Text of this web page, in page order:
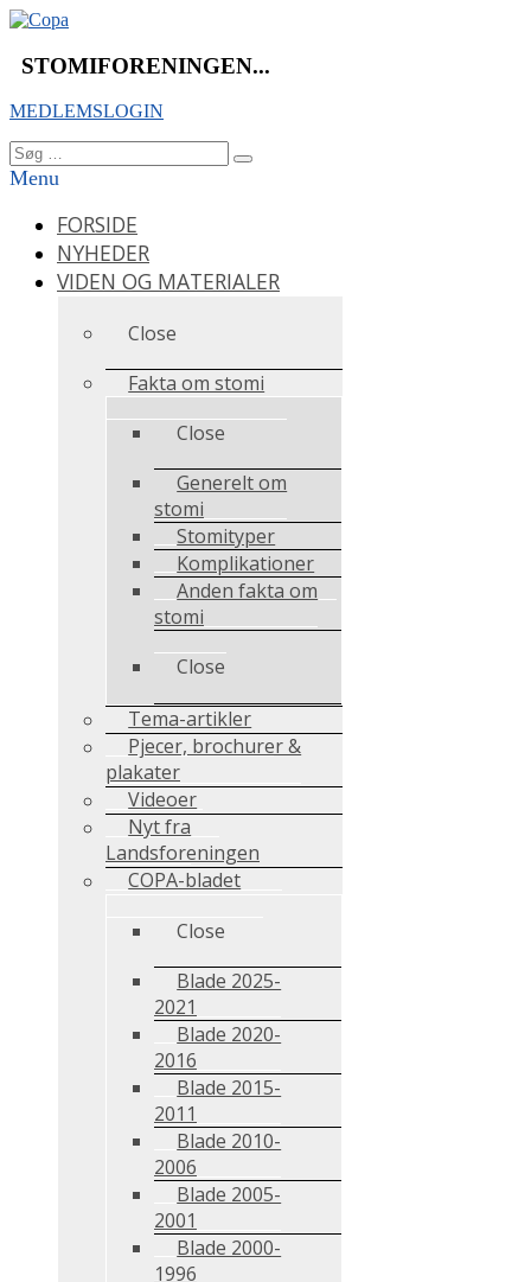
Videre
indhold
STOMIFORENINGEN...
MEDLEMSLOGIN
Søg
efter:
Søg
Menu
FORSIDE
NYHEDER
VIDEN OG MATERIALER
Close
Fakta om stomi
Close
Generelt om
stomi
Stomityper
Komplikationer
Anden fakta om
stomi
Close
Tema-artikler
Pjecer, brochurer &
plakater
Videoer
Nyt fra
Landsforeningen
COPA-bladet
Close
Blade 2025-
2021
Blade 2020-
2016
Blade 2015-
2011
Blade 2010-
2006
Blade 2005-
2001
Blade 2000-
1996